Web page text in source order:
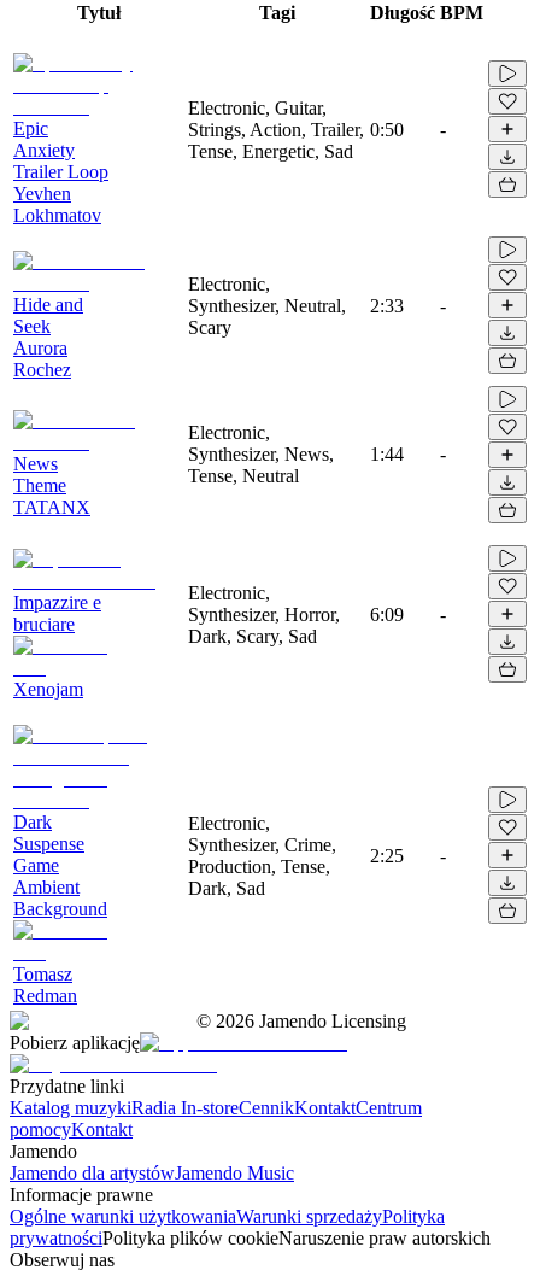
Tytuł Tagi Długość BPM
Epic
Anxiety
Trailer Loop
Yevhen
Lokhmatov
Electronic, Guitar,
Strings, Action, Trailer,
Tense, Energetic, Sad
0:50 -
Hide and
Seek
Aurora
Rochez
Electronic,
Synthesizer, Neutral,
Scary
2:33 -
News
Theme
TATANX
Electronic,
Synthesizer, News,
Tense, Neutral
1:44 -
Impazzire e
bruciare
Xenojam
Electronic,
Synthesizer, Horror,
Dark, Scary, Sad
6:09 -
Dark
Suspense
Game
Ambient
Background
Tomasz
Redman
Electronic,
Synthesizer, Crime,
Production, Tense,
Dark, Sad
2:25 -
© 2026 Jamendo Licensing
Pobierz aplikację
Przydatne linki
Katalog muzykiRadia In-storeCennikKontaktCentrum
pomocyKontakt
Jamendo
Jamendo dla artystówJamendo Music
Informacje prawne
Ogólne warunki użytkowaniaWarunki sprzedażyPolityka
prywatnościPolityka plików cookieNaruszenie praw autorskich
Obserwuj nas